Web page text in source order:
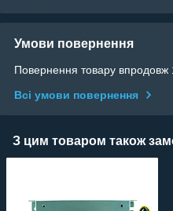
Умови повернення
Повернення товару впродовж
Всі умови повернення
З цим товаром також